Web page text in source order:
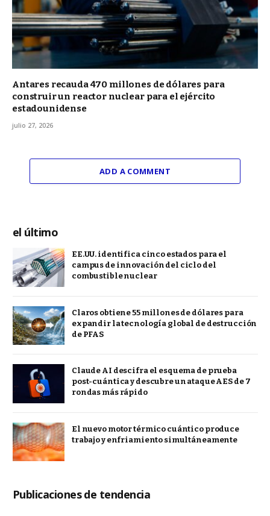
Antares recauda 470 millones de dólares para
construir un reactor nuclear para el ejército
estadounidense
julio 27, 2026
ADD A COMMENT
el último
EE.UU. identifica cinco estados para el
campus de innovación del ciclo del
combustible nuclear
Claros obtiene 55 millones de dólares para
expandir la tecnología global de destrucción
de PFAS
Claude AI descifra el esquema de prueba
post-cuántica y descubre un ataque AES de 7
rondas más rápido
El nuevo motor térmico cuántico produce
trabajo y enfriamiento simultáneamente
Publicaciones de tendencia